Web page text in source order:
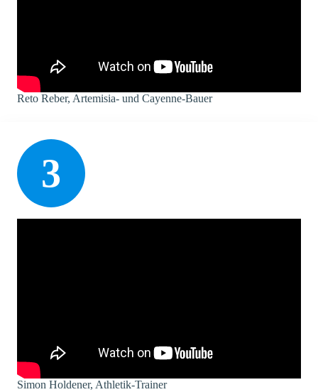
Reto Reber, Artemisia- und Cayenne-Bauer
3
Simon Holdener, Athletik-Trainer